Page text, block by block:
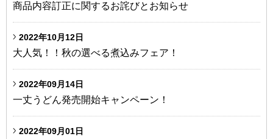
商品内容訂正に関するお詫びとお知らせ
2022年10月12日
大人気！！秋の選べる煮込みフェア！
2022年09月14日
一丈うどん発売開始キャンペーン！
2022年09月01日